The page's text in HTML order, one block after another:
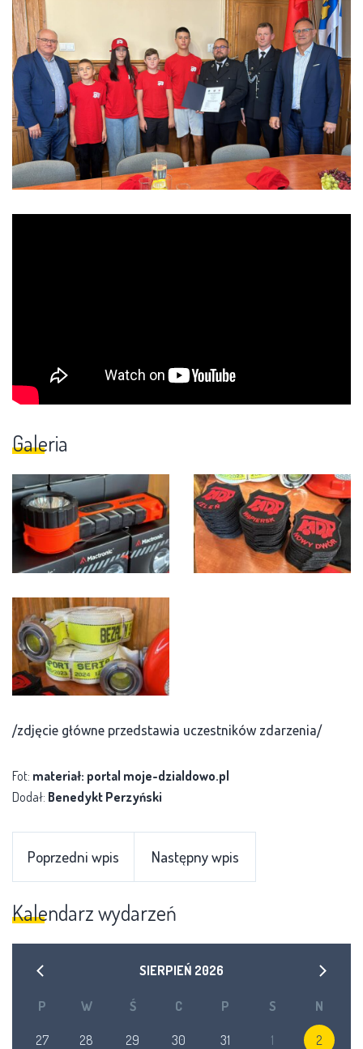
Galeria
/zdjęcie główne przedstawia uczestników zdarzenia/
Fot: materiał: portal moje-dzialdowo.pl
Dodał: Benedykt Perzyński
Poprzedni wpis Następny wpis
Kalendarz wydarzeń
SIERPIEŃ 2026
P W Ś C P S N
27 28 29 30 31 1 2